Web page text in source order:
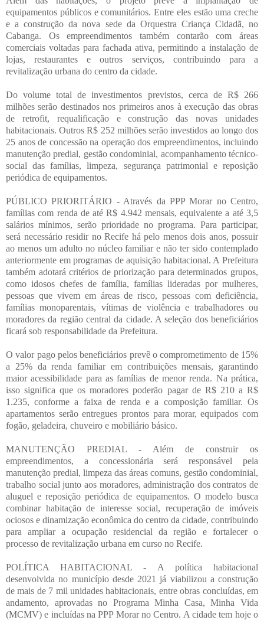
equipamentos públicos e comunitários. Entre eles estão uma creche
e a construção da nova sede da Orquestra Criança Cidadã, no
Cabanga. Os empreendimentos também contarão com áreas
comerciais voltadas para fachada ativa, permitindo a instalação de
lojas, restaurantes e outros serviços, contribuindo para a
revitalização urbana do centro da cidade.
Do volume total de investimentos previstos, cerca de R$ 266
milhões serão destinados nos primeiros anos à execução das obras
de retrofit, requalificação e construção das novas unidades
habitacionais. Outros R$ 252 milhões serão investidos ao longo dos
25 anos de concessão na operação dos empreendimentos, incluindo
manutenção predial, gestão condominial, acompanhamento técnico-
social das famílias, limpeza, segurança patrimonial e reposição
periódica de equipamentos.
PÚBLICO PRIORITÁRIO - Através da PPP Morar no Centro,
famílias com renda de até R$ 4.942 mensais, equivalente a até 3,5
salários mínimos, serão prioridade no programa. Para participar,
será necessário residir no Recife há pelo menos dois anos, possuir
ao menos um adulto no núcleo familiar e não ter sido contemplado
anteriormente em programas de aquisição habitacional. A Prefeitura
também adotará critérios de priorização para determinados grupos,
como idosos chefes de família, famílias lideradas por mulheres,
pessoas que vivem em áreas de risco, pessoas com deficiência,
famílias monoparentais, vítimas de violência e trabalhadores ou
moradores da região central da cidade. A seleção dos beneficiários
ficará sob responsabilidade da Prefeitura.
O valor pago pelos beneficiários prevê o comprometimento de 15%
a 25% da renda familiar em contribuições mensais, garantindo
maior acessibilidade para as famílias de menor renda. Na prática,
isso significa que os moradores poderão pagar de R$ 210 a R$
1.235, conforme a faixa de renda e a composição familiar. Os
apartamentos serão entregues prontos para morar, equipados com
fogão, geladeira, chuveiro e mobiliário básico.
MANUTENÇÃO PREDIAL - Além de construir os
empreendimentos, a concessionária será responsável pela
manutenção predial, limpeza das áreas comuns, gestão condominial,
trabalho social junto aos moradores, administração dos contratos de
aluguel e reposição periódica de equipamentos. O modelo busca
combinar habitação de interesse social, recuperação de imóveis
ociosos e dinamização econômica do centro da cidade, contribuindo
para ampliar a ocupação residencial da região e fortalecer o
processo de revitalização urbana em curso no Recife.
POLÍTICA HABITACIONAL - A política habitacional
desenvolvida no município desde 2021 já viabilizou a construção
de mais de 7 mil unidades habitacionais, entre obras concluídas, em
andamento, aprovadas no Programa Minha Casa, Minha Vida
(MCMV) e incluídas na PPP Morar no Centro. A cidade tem hoje o